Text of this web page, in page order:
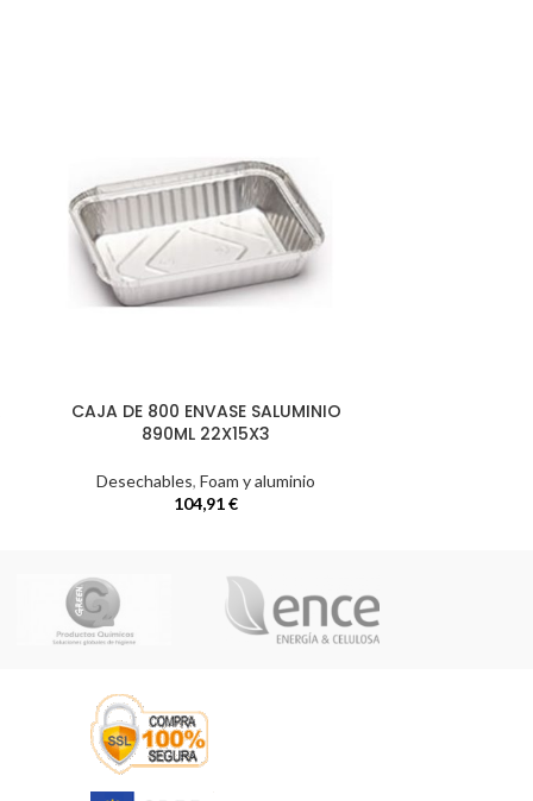
CAJA DE 800 ENVASE SALUMINIO
890ML 22X15X3
Desechables,Foam y aluminio
104,91€